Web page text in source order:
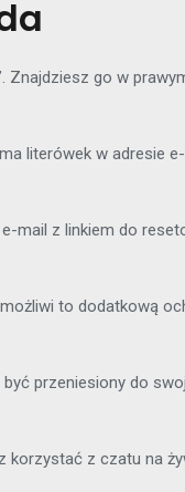
go w
literówek w adresie
mail z linkiem do
to dodatkową
przeniesiony do
z czatu na